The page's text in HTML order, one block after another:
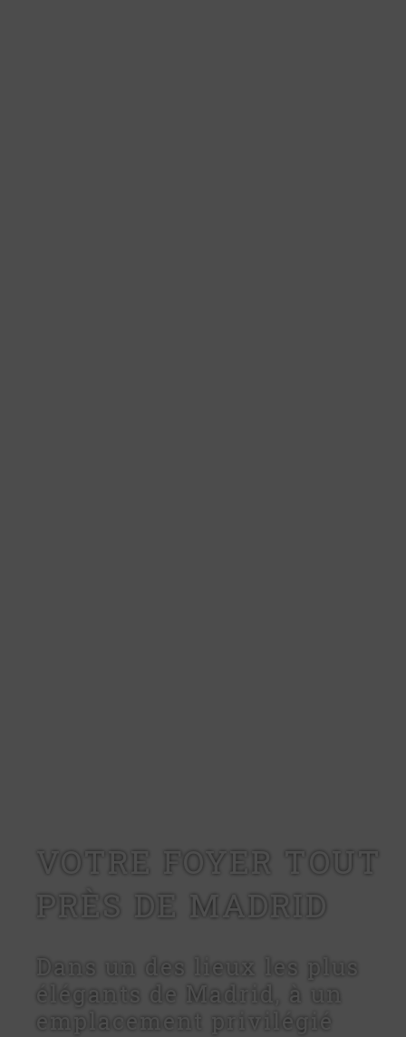
VOTRE FOYER TOUT
PRÈS DE MADRID
Dans un des lieux les plus
élégants de Madrid, à un
emplacement privilégié